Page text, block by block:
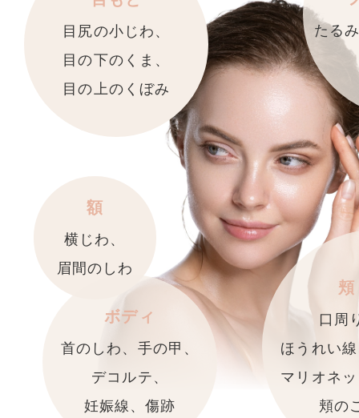
目尻の小じわ、
目の下のくま、
目の上のくぼみ
たる
額
横じわ、
眉間のしわ
ボディ
首のしわ、手の甲、
デコルテ、
妊娠線、傷跡
頬
口周
ほうれい
マリオネ
頬の